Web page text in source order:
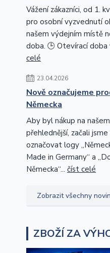
Vážení zákazníci, od 1.
pro osobní vyzvednutí
našem výdejním místě
doba. 🕒 Otevírací doba
celé
23.04.2026
Nově označujeme
Německa
Aby byl nákup na
přehlednější, začali
označovat logy
Made in Germany“ a
Německa“... číst celé
Zobrazit všechny
ZBOŽÍ ZA